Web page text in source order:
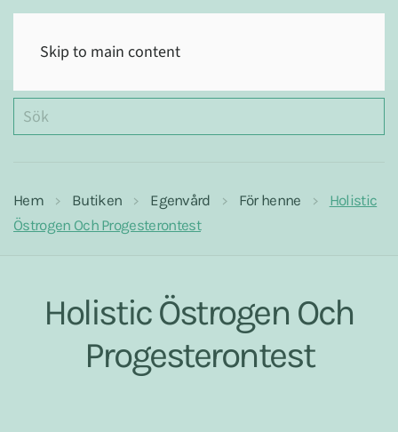
Skip to main content
Hem Butiken Egenvård För henne
Holistic
Östrogen Och Progesterontest
Holistic Östrogen Och
Progesterontest